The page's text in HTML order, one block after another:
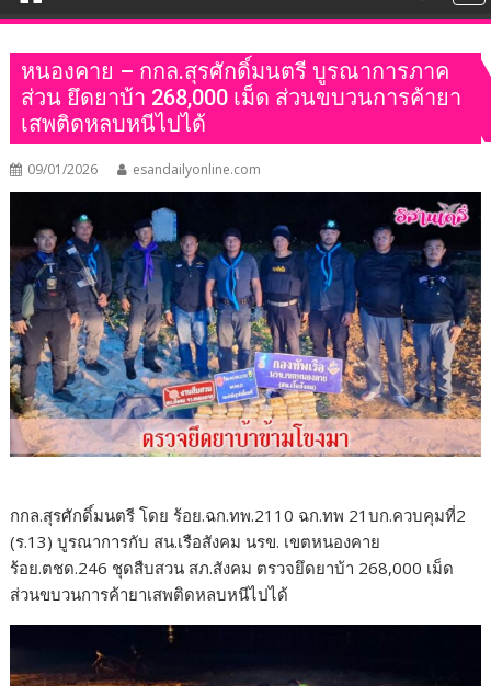
หนองคาย – กกล.สุรศักดิ์มนตรี บูรณาการภาค
ส่วน ยึดยาบ้า 268,000 เม็ด ส่วนขบวนการค้ายา
เสพติดหลบหนีไปได้
09/01/2026 esandailyonline.com
กกล.สุรศักดิ์มนตรี โดย ร้อย.ฉก.ทพ.2110 ฉก.ทพ 21บก.ควบคุมที่2
(ร.13) บูรณาการกับ สน.เรือสังคม นรข. เขตหนองคาย
ร้อย.ตชด.246 ชุดสืบสวน สภ.สังคม ตรวจยึดยาบ้า 268,000 เม็ด
ส่วนขบวนการค้ายาเสพติดหลบหนีไปได้